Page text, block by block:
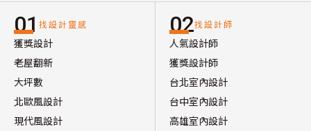
01 找設計靈感
獲獎設計
老屋翻新
大坪數
北歐風設計
現代風設計
02找設計師
人氣設計師
獲獎設計師
台北室內設計
台中室內設計
高雄室內設計